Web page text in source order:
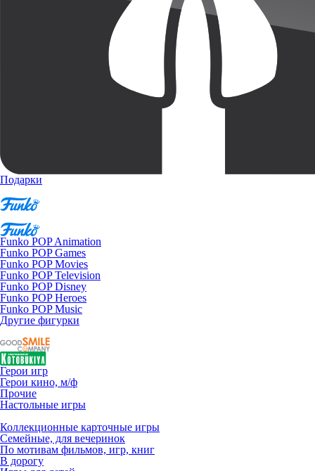
Подарки
Funko POP Animation
Funko POP Games
Funko POP Movies
Funko POP Television
Funko POP Disney
Funko POP Heroes
Funko POP Music
Другие фигурки
Герои игр
Герои кино, м/ф
Прочие
Настольные игры
Коллекционные карточные игры
Семейные, для вечеринок
По мотивам фильмов, игр, книг
В дорогу